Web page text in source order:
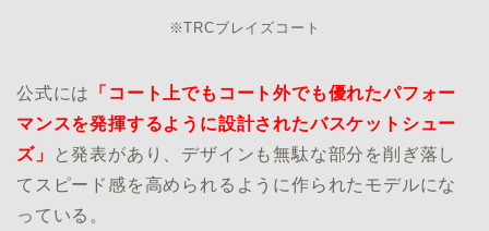
※TRCブレイズコート
公式には
「コート上でもコート外でも優れたパフォー
マンスを発揮するように設計されたバスケットシュー
ズ」
と発表があり、デザインも無駄な部分を削ぎ落し
てスピード感を高められるように作られたモデルにな
っている。